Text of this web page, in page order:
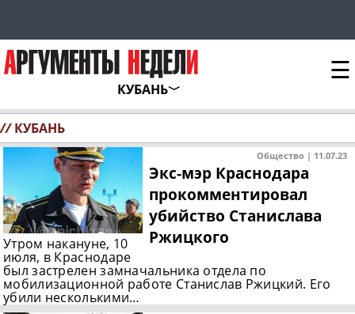
КУБАНЬ
☰
// КУБАНЬ
Общество | 11.07.23
Экс-мэр Краснодара
прокомментировал
убийство Станислава
Ржицкого
Утром накануне, 10
июля, в Краснодаре
был застрелен замначальника отдела по
мобилизационной работе Станислав Ржицкий. Его
убили несколькими…